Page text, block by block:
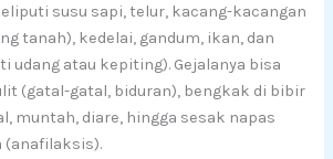
susu sapi, telur, kacang-kacangan
tanah), kedelai, gandum, ikan, dan
udang atau kepiting). Gejalanya bisa
(gatal-gatal, biduran), bengkak di bibir
muntah, diare, hingga sesak napas
(anafilaksis).